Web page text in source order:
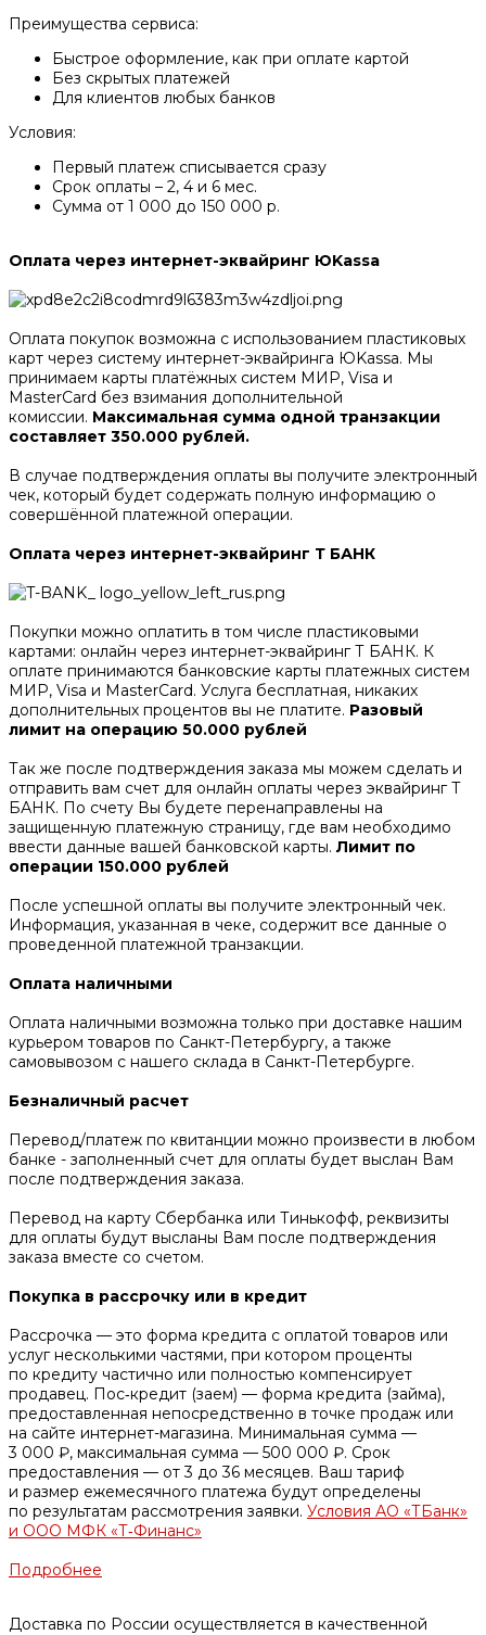
Преимущества сервиса:
Быстрое оформление, как при оплате картой
Без скрытых платежей
Для клиентов любых банков
Условия:
Первый платеж списывается сразу
Срок оплаты – 2, 4 и 6 мес.
Сумма от 1 000 до 150 000 р.
Оплата через интернет-эквайринг ЮKassa
Оплата покупок возможна с использованием пластиковых
карт через систему интернет-эквайринга ЮKassa. Мы
принимаем карты платёжных систем МИР, Visa и
MasterCard без взимания дополнительной
комиссии. Максимальная сумма одной транзакции
составляет 350.000 рублей.
В случае подтверждения оплаты вы получите электронный
чек, который будет содержать полную информацию о
совершённой платежной операции.
Оплата через интернет-эквайринг Т БАНК
Покупки можно оплатить в том числе пластиковыми
картами: онлайн через интернет-эквайринг Т БАНК. К
оплате принимаются банковские карты платежных систем
МИР, Visa и MasterCard. Услуга бесплатная, никаких
дополнительных процентов вы не платите. Разовый
лимит на операцию 50.000 рублей
Так же после подтверждения заказа мы можем сделать и
отправить вам счет для онлайн оплаты через эквайринг Т
БАНК. По счету Вы будете перенаправлены на
защищенную платежную страницу, где вам необходимо
ввести данные вашей банковской карты. Лимит по
операции 150.000 рублей
После успешной оплаты вы получите электронный чек.
Информация, указанная в чеке, содержит все данные о
проведенной платежной транзакции.
Оплата наличными
Оплата наличными возможна только при доставке нашим
курьером товаров по Санкт-Петербургу, а также
самовывозом с нашего склада в Санкт-Петербурге.
Безналичный расчет
Перевод/платеж по квитанции можно произвести в любом
банке - заполненный счет для оплаты будет выслан Вам
после подтверждения заказа.
Перевод на карту Сбербанка или Тинькофф, реквизиты
для оплаты будут высланы Вам после подтверждения
заказа вместе со счетом.
Покупка в рассрочку или в кредит
Рассрочка — это форма кредита с оплатой товаров или
услуг несколькими частями, при котором проценты
по кредиту частично или полностью компенсирует
продавец. Пос‑кредит (заем) — форма кредита (займа),
предоставленная непосредственно в точке продаж или
на сайте интернет-магазина. Минимальная сумма —
3 000 ₽, максимальная сумма — 500 000 ₽. Срок
предоставления — от 3 до 36 месяцев. Ваш тариф
и размер ежемесячного платежа будут определены
по результатам рассмотрения заявки. Условия АО «ТБанк»
и ООО МФК «Т‑Финанс»
Подробнее
Доставка по России осуществляется в качественной